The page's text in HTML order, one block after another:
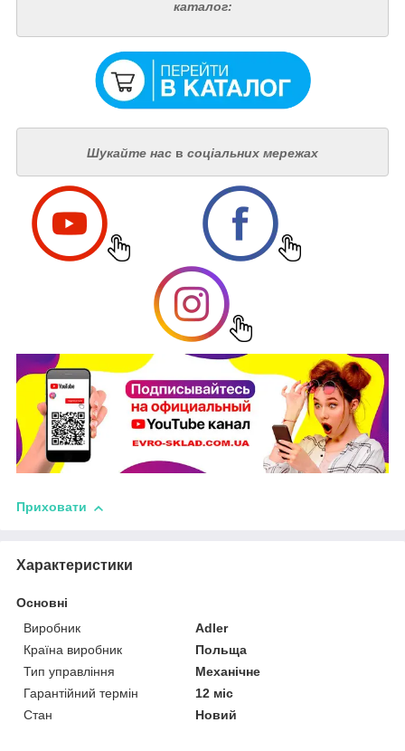
каталог:
Шукайте нас в соціальних мережах
Приховати
Характеристики
Основні
Виробник
Adler
Країна виробник
Польща
Тип управління
Механічне
Гарантійний термін
12 міс
Стан
Новий